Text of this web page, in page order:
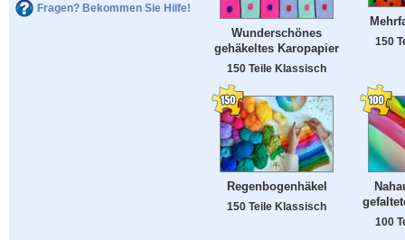
Fragen? Bekommen Sie Hilfe!
Wunderschönes
gehäkeltes Karopapier
150 Teile Klassisch
150
Regenbogenhäkel
150 Teile Klassisch
100